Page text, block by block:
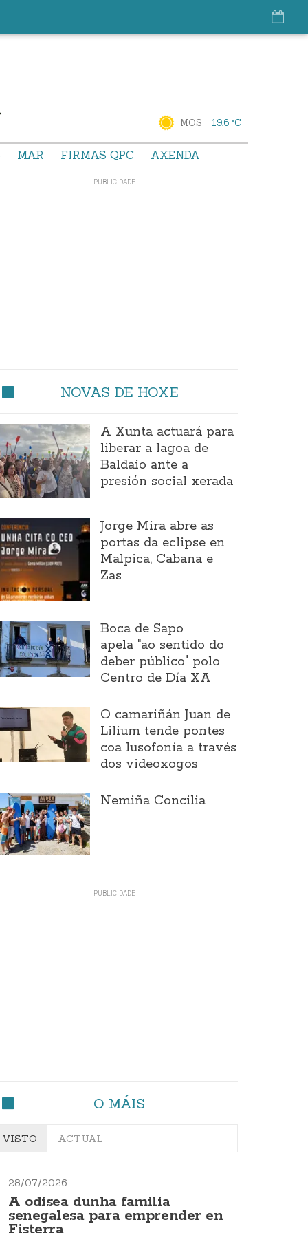
MOS 19.6 °C
MAR FIRMAS QPC AXENDA
NOVAS DE HOXE
A Xunta actuará para
liberar a lagoa de
Baldaio ante a
presión social xerada
Jorge Mira abre as
portas da eclipse en
Malpica, Cabana e
Zas
Boca de Sapo
apela "ao sentido do
deber público" polo
Centro de Día XA
O camariñán Juan de
Lilium tende pontes
coa lusofonía a través
dos videoxogos
Nemiña Concilia
O MÁIS
VISTO ACTUAL
28/07/2026
A odisea dunha familia
senegalesa para emprender en